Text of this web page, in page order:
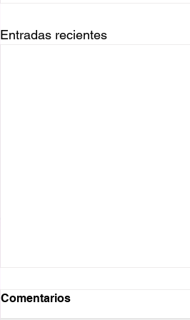
Entradas recientes
Ganadores del Viernes
31/07
Comentarios